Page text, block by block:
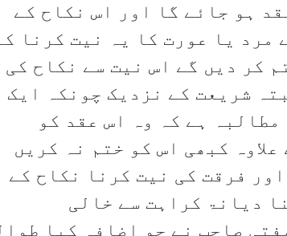
ہو جائے گا اور اس نکاح کے
مرد یا عورت کا یہ نیت کرنا کہ
کر دیں گے اس نیت سے نکاح کی
شریعت کے نزدیک چونکہ ایک
ہے کہ وہ اس عقد کو
کبھی اس کو ختم نہ کریں
فرقت کی نیت کرنا نکاح کے
دیانۃ کراہت سے خالی
صاحب نے جو اضافہ کیا